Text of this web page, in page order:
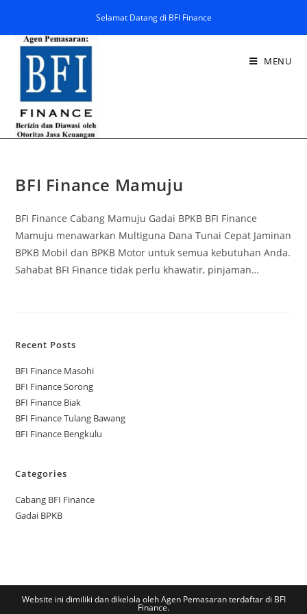
Selamat Datang di BFI Finance
MENU
BFI Finance Mamuju
BFI Finance Cabang Mamuju Gadai BPKB BFI Finance
Mamuju menawarkan Multiguna Dana Tunai Cepat Jaminan
BPKB Mobil dan BPKB Motor untuk semua kebutuhan Anda.
Sahabat BFI Finance tidak perlu khawatir, pinjaman…
Recent Posts
BFI Finance Masohi
BFI Finance Sorong
BFI Finance Biak
BFI Finance Tulang Bawang
BFI Finance Bengkulu
Categories
Cabang BFI Finance
Gadai BPKB
Website ini dimiliki dan dikelola oleh Agen Pemasaran terdaftar di BFI
Finance.